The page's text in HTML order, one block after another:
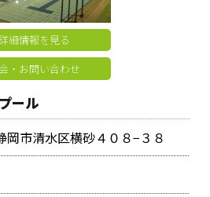
細情報を見る
・お問い合わせ
ール
岡市清水区横砂４０８−３８